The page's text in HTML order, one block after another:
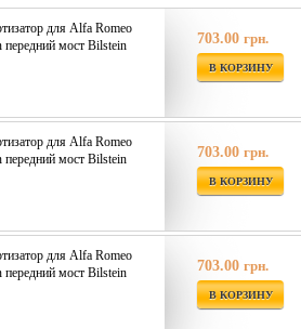
для Alfa Romeo
мост Bilstein
703.00 грн.
В КОРЗИНУ
для Alfa Romeo
мост Bilstein
703.00 грн.
В КОРЗИНУ
для Alfa Romeo
мост Bilstein
703.00 грн.
В КОРЗИНУ